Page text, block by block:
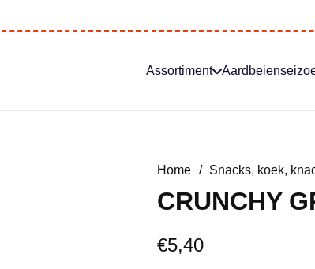
Assortiment
Home / Snacks, koek,
CRUNCHY
€5,40